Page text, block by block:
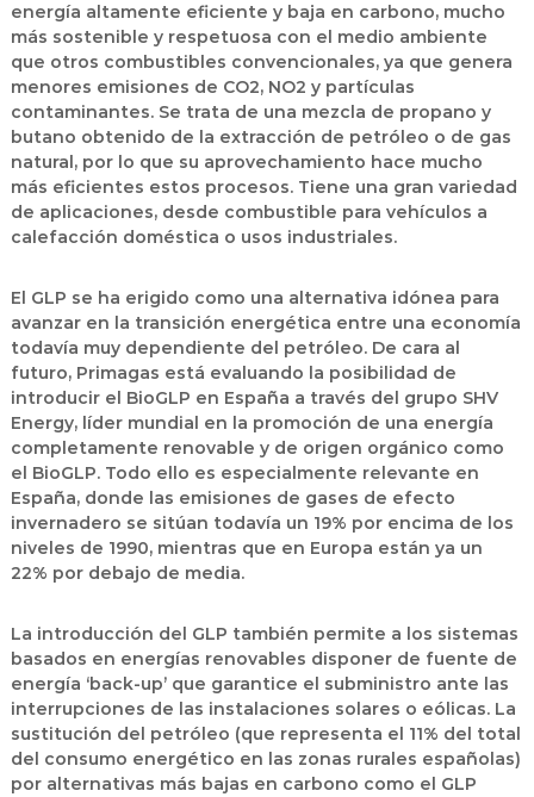
energía altamente eficiente y baja en carbono, mucho
más sostenible y respetuosa con el medio ambiente
que otros combustibles convencionales, ya que genera
menores emisiones de CO2, NO2 y partículas
contaminantes. Se trata de una mezcla de propano y
butano obtenido de la extracción de petróleo o de gas
natural, por lo que su aprovechamiento hace mucho
más eficientes estos procesos. Tiene una gran variedad
de aplicaciones, desde combustible para vehículos a
calefacción doméstica o usos industriales.
El GLP se ha erigido como una alternativa idónea para
avanzar en la transición energética entre una economía
todavía muy dependiente del petróleo. De cara al
futuro, Primagas está evaluando la posibilidad de
introducir el BioGLP en España a través del grupo SHV
Energy, líder mundial en la promoción de una energía
completamente renovable y de origen orgánico como
el BioGLP. Todo ello es especialmente relevante en
España, donde las emisiones de gases de efecto
invernadero se sitúan todavía un 19% por encima de los
niveles de 1990, mientras que en Europa están ya un
22% por debajo de media.
La introducción del GLP también permite a los sistemas
basados en energías renovables disponer de fuente de
energía ‘back-up’ que garantice el subministro ante las
interrupciones de las instalaciones solares o eólicas. La
sustitución del petróleo (que representa el 11% del total
del consumo energético en las zonas rurales españolas)
por alternativas más bajas en carbono como el GLP